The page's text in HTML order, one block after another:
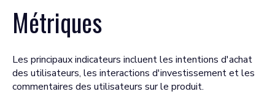
Métriques
Les principaux indicateurs incluent les intentions d'achat
des utilisateurs, les interactions d'investissement et les
commentaires des utilisateurs sur le produit.